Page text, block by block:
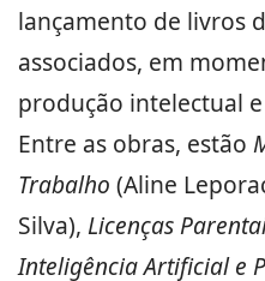
lançamento de livros
associados, em
produção intelectual
Entre as obras, estão
Trabalho (Aline
Silva), Licenças
Inteligência Artificial e